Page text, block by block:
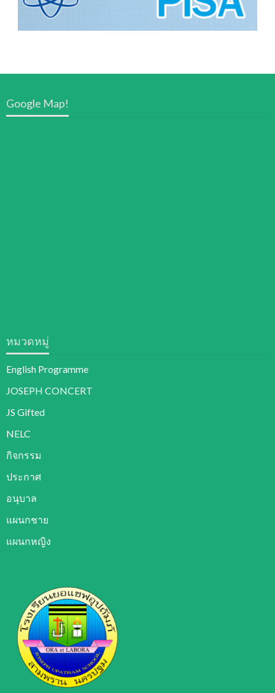
Google Map!
หมวดหมู่
English Programme
JOSEPH CONCERT
JS Gifted
NELC
กิจกรรม
ประกาศ
อนุบาล
แผนกชาย
แผนกหญิง